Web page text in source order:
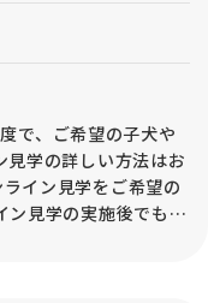
で、ご希望の子犬や
見学の詳しい方法はお
イン見学をご希望の
ン見学の実施後でも、